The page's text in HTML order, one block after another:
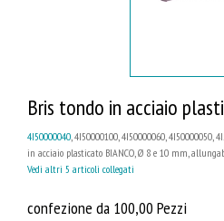
Bris tondo in acciaio
4I50000040 , 4I50000100, 4I50000060, 4I50000050,
in acciaio plasticato BIANCO, Ø 8 e 10 mm,
Vedi altri 5 articoli collegati
confezione da 100,00 Pezzi